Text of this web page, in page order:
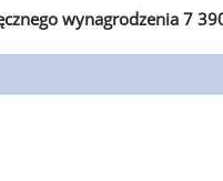
wynagrodzenia 7